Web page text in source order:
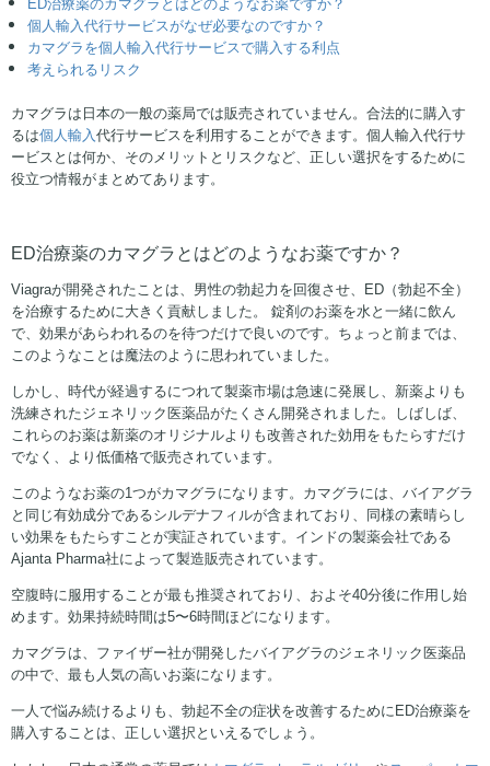
個人輸入代行サービスがなぜ必要なのですか？
カマグラを個人輸入代行サービスで購入する利点
考えられるリスク
カマグラは日本の一般の薬局では販売されていません。合法的に購入す
るは個人輸入代行サービスを利用することができます。個人輸入代行サ
ービスとは何か、そのメリットとリスクなど、正しい選択をするために
役立つ情報がまとめてあります。
ED治療薬のカマグラとはどのようなお薬ですか？
Viagraが開発されたことは、男性の勃起力を回復させ、ED（勃起不全）
を治療するために大きく貢献しました。 錠剤のお薬を水と一緒に飲ん
で、効果があらわれるのを待つだけで良いのです。ちょっと前までは、
このようなことは魔法のように思われていました。
しかし、時代が経過するにつれて製薬市場は急速に発展し、新薬よりも
洗練されたジェネリック医薬品がたくさん開発されました。しばしば、
これらのお薬は新薬のオリジナルよりも改善された効用をもたらすだけ
でなく、より低価格で販売されています。
このようなお薬の1つがカマグラになります。カマグラには、バイアグラ
と同じ有効成分であるシルデナフィルが含まれており、同様の素晴らし
い効果をもたらすことが実証されています。インドの製薬会社である
Ajanta Pharma社によって製造販売されています。
空腹時に服用することが最も推奨されており、およそ40分後に作用し始
めます。効果持続時間は5〜6時間ほどになります。
カマグラは、ファイザー社が開発したバイアグラのジェネリック医薬品
の中で、最も人気の高いお薬になります。
一人で悩み続けるよりも、勃起不全の症状を改善するためにED治療薬を
購入することは、正しい選択といえるでしょう。